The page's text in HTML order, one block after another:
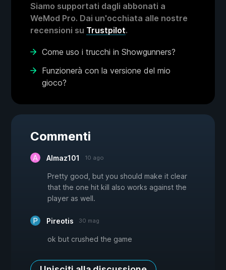
Siamo supportati dagli abbonati a
WeMod Pro. Dai un'occhiata alle nostre
recensioni su Trustpilot.
Come uso i trucchi in Showgunners?
Funzionerà con la versione del mio
gioco?
Commenti
Almaz101 10 ago
Pretty good, but you should make it clear
that the one hit kill also works against the
player as well.
Pireotis 30 mag
ok but crushed the game